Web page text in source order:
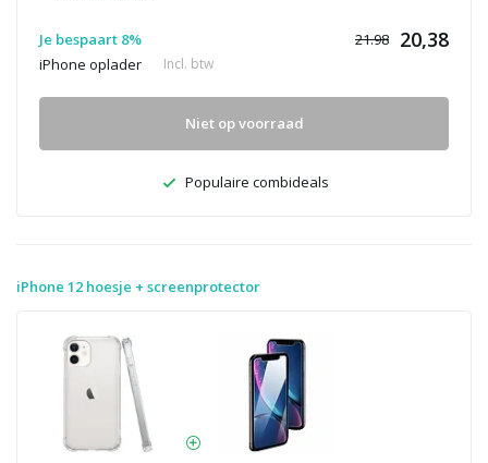
Je bespaart 8% 21.98 20,38
iPhone oplader Incl. btw
Niet op voorraad
Populaire combideals
iPhone 12 hoesje + screenprotector